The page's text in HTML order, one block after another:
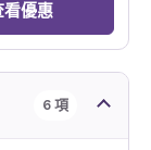
看優惠
6 項